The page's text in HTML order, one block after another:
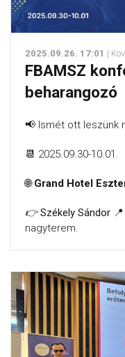
2025.09.26. 17:01 |
FBAMSZ
beharangozó
📢 Ismét ott leszünk
📆 2025.09.30-10.01.
🌐Grand Hotel
👉️Székely Sándor
nagyterem.